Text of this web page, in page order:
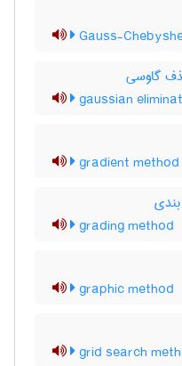
Gauss-
گاوسی
gaussian
gradient method
grading method
graphic method
grid search